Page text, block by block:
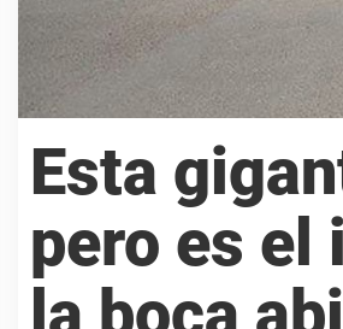
Esta
pero es el